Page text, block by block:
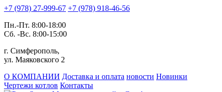
+7 (978) 27-999-67 +7 (978) 918-46-56
Пн.-Пт. 8:00-18:00
Сб. -Вс. 8:00-15:00
г. Симферополь,
ул. Маяковского 2
О КОМПАНИИ Доставка и оплата новости Новинки
Чертежи котлов Контакты